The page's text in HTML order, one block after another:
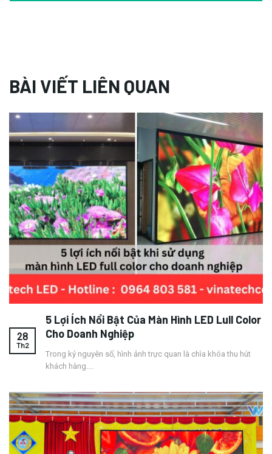
BÀI VIẾT LIÊN QUAN
5 Lợi Ích Nổi Bật Của Màn Hình LED Lull Color
Cho Doanh Nghiệp
Trong kỷ nguyên số, hình ảnh trực quan là chìa khóa thu hút
khách hàng....
28
Th2